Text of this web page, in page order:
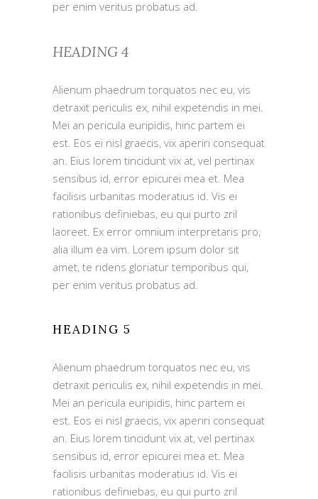
per enim veritus probatus ad.
HEADING 4
Alienum phaedrum torquatos nec eu, vis
detraxit periculis ex, nihil expetendis in mei.
Mei an pericula euripidis, hinc partem ei
est. Eos ei nisl graecis, vix aperiri consequat
an. Eius lorem tincidunt vix at, vel pertinax
sensibus id, error epicurei mea et. Mea
facilisis urbanitas moderatius id. Vis ei
rationibus definiebas, eu qui purto zril
laoreet. Ex error omnium interpretaris pro,
alia illum ea vim. Lorem ipsum dolor sit
amet, te ridens gloriatur temporibus qui,
per enim veritus probatus ad.
HEADING 5
Alienum phaedrum torquatos nec eu, vis
detraxit periculis ex, nihil expetendis in mei.
Mei an pericula euripidis, hinc partem ei
est. Eos ei nisl graecis, vix aperiri consequat
an. Eius lorem tincidunt vix at, vel pertinax
sensibus id, error epicurei mea et. Mea
facilisis urbanitas moderatius id. Vis ei
rationibus definiebas, eu qui purto zril